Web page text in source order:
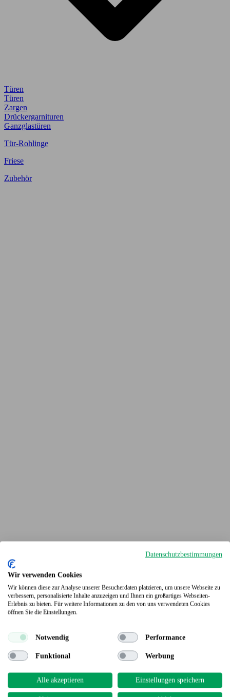
Türen
Türen
Zargen
Drückergarnituren
Ganzglastüren
Tür-Rohlinge
Friese
Zubehör
Terrassendielen
Datenschutzbestimmungen
Wir verwenden Cookies
Wir können diese zur Analyse unserer Besucherdaten platzieren, um unsere Webseite zu
verbessern, personalisierte Inhalte anzuzeigen und Ihnen ein großartiges Webseiten-
Erlebnis zu bieten. Für weitere Informationen zu den von uns verwendeten Cookies
öffnen Sie die Einstellungen.
Notwendig Performance
Funktional Werbung
Alle akzeptieren Einstellungen speichern